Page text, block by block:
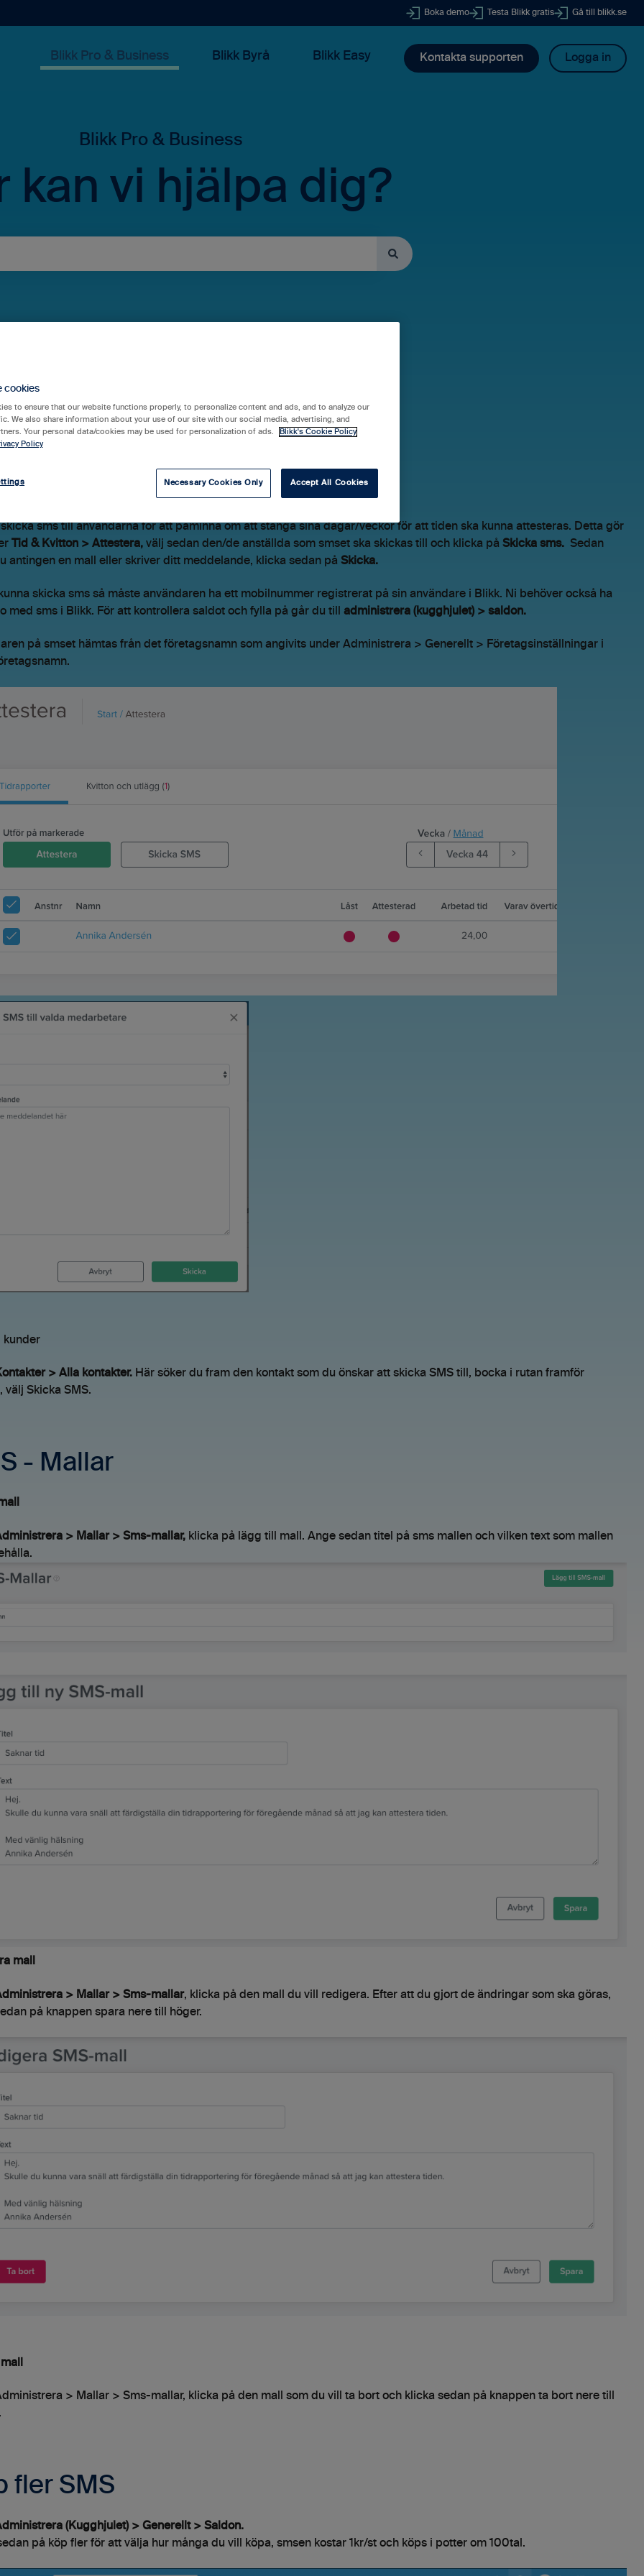
Boka demo Testa Blikk gratis Gå till blikk.se
Blikk Pro & Business Blikk Byrå Blikk Easy Kontakta supporten Logga in
kan vi hjälpa dig?
skicka sms till användarna för att påminna om att stänga sina dagar/veckor för att tiden ska kunna attesteras. Detta gör
Tid & Kvitton > Attestera,välj sedan den/de anställda som smset ska skickas till och klicka på Skicka sms. Sedan
antingen en mall eller skriver ditt meddelande, klicka sedan på Skicka.
skicka sms så måste användaren ha ett mobilnummer registrerat på sin användare i Blikk. Ni behöver också ha
med sms i Blikk. För att kontrollera saldot och fylla på går du till administrera (kugghjulet) > saldon.
på smset hämtas från det företagsnamn som angivits under Administrera > Generellt > Företagsinställningar i
kunder
> Alla kontakter.Här söker du fram den kontakt som du önskar att skicka SMS till, bocka i rutan framför
välj Skicka SMS.
- Mallar
> Mallar > Sms-mallar, klicka på lägg till mall. Ange sedan titel på sms mallen och vilken text som mallen
mall
> Mallar > Sms-mallar, klicka på den mall du vill redigera. Efter att du gjort de ändringar som ska göras,
på knappen spara nere till höger.
> Mallar > Sms-mallar, klicka på den mall som du vill ta bort och klicka sedan på knappen ta bort nere till
fler SMS
(Kugghjulet) > Generellt > Saldon.
på köp fler för att välja hur många du vill köpa, smsen kostar 1kr/st och köps i potter om 100tal.
cookies
to ensure that our website functions properly, to personalize content and ads, and to analyze our
We also share information about your use of our site with our social media, advertising, and
Your personal data/cookies may be used for personalization of ads.
Blikk's Cookie Policy
Policy
Necessary Cookies Only Accept All Cookies